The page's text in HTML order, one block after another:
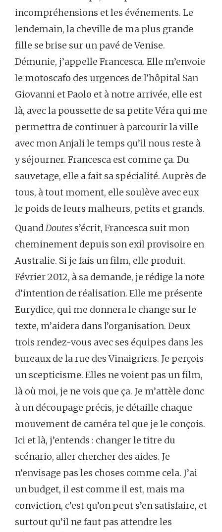
incompréhensions et les événements. Le
lendemain, la cheville de ma plus grande
fille se brise sur un pavé de Venise.
Démunie, j’appelle Francesca. Elle m’envoie
le motoscafo des urgences de l’hôpital San
Giovanni et Paolo et à notre arrivée, elle est
là, avec la poussette de sa petite Véra qui me
permettra de continuer à parcourir la ville
avec mon Anjali le temps qu’il nous reste à
y séjourner. Francesca est comme ça. Du
sauvetage, elle a fait sa spécialité. Auprès de
tous, à tout moment, elle soulève avec eux
le poids de leurs malheurs, petits et grands.
QuandDoutes s’écrit, Francesca suit mon
cheminement depuis son exil provisoire en
Australie. Si je fais un film, elle produit.
Février 2012, à sa demande, je rédige la note
d’intention de réalisation. Elle me présente
Eurydice, qui me donnera le change sur le
texte, m’aidera dans l’organisation. Deux
trois rendez-vous avec ses équipes dans les
bureaux de la rue des Vinaigriers. Je perçois
un scepticisme. Elles ne voient pas un film,
là où moi, je ne vois que ça. Je m’attèle donc
à un découpage précis, je détaille chaque
mouvement de caméra tel que je le conçois.
Ici et là, j’entends : changer le titre du
scénario, aller chercher des aides. Je
n’envisage pas les choses comme cela. J’ai
un budget, il est comme il est, mais ma
conviction, c’est qu’on peut s’en satisfaire, et
surtout qu’il ne faut pas attendre les